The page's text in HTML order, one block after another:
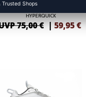
HYPERQUICK
75,00 € |59,95€